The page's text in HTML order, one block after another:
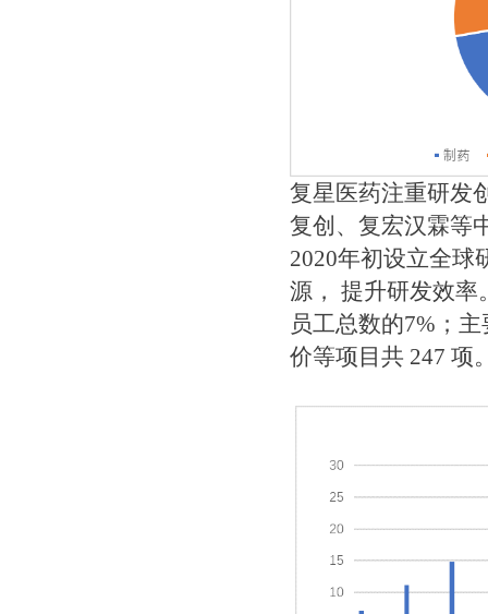
复星医药注重研发
复创、复宏汉霖等
2020年初设立全球
源， 提升研发效率
员工总数的7%；
价等项目共 247 项